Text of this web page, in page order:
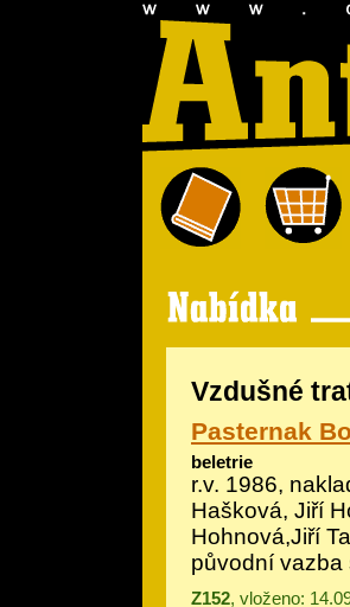
Vzdušné
Pasternak
beletrie
r.v. 1986,
Hašková, Jiří
Hohnová,Jiří
původní vazba
Z152, vloženo: